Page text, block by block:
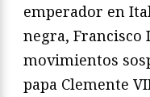
emperador en
negra, Francisco
movimientos
papa Clemente